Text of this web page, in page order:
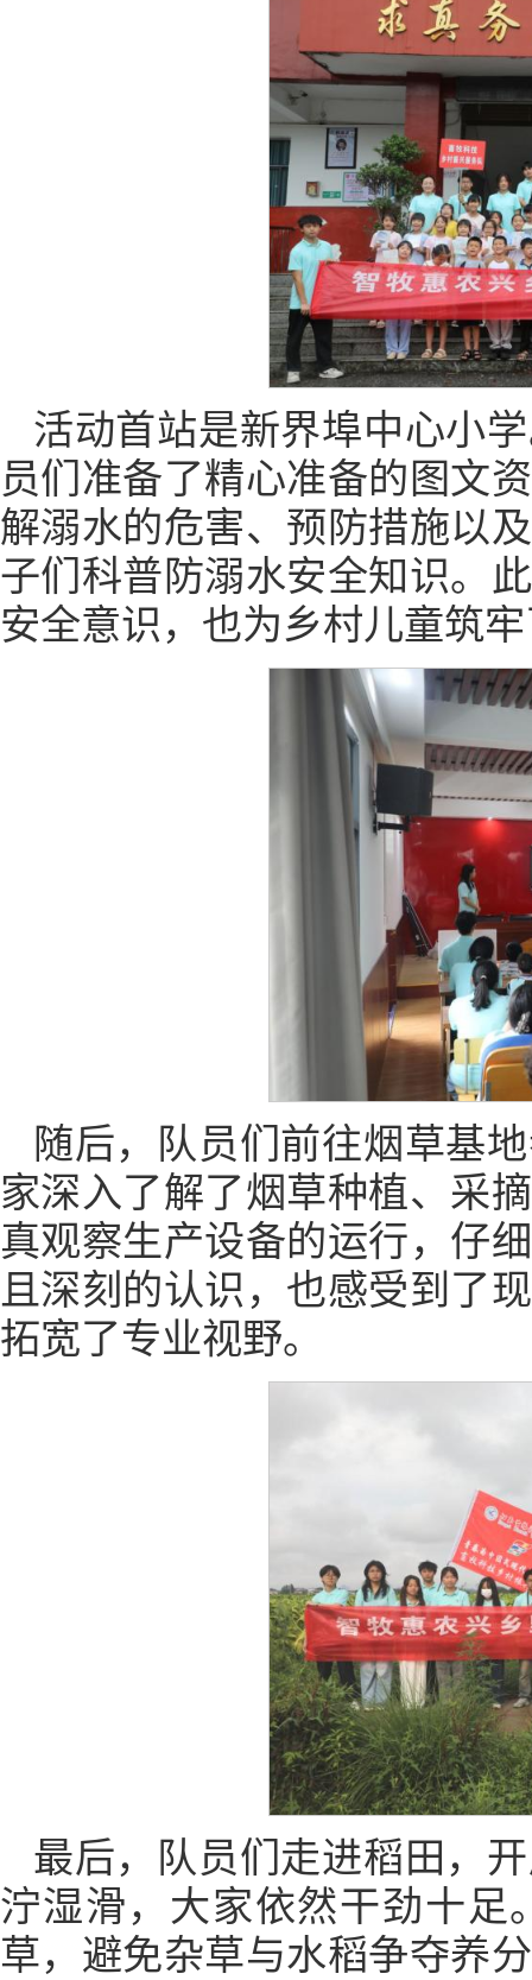
活动首站是新界埠中心小
员们准备了精心准备的图文
解溺水的危害、预防措施以
子们科普防溺水安全知识。
安全意识，也为乡村儿童筑
随后，队员们前往烟草基
家深入了解了烟草种植、采
真观察生产设备的运行，仔
且深刻的认识，也感受到了
拓宽了专业视野。
最后，队员们走进稻田，
泞湿滑，大家依然干劲十足
草，避免杂草与水稻争夺养